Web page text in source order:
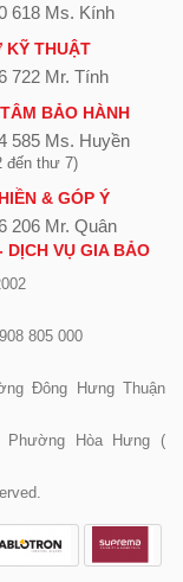
618 Ms. Kính
KỸ THUẬT
722 Mr. Tính
BẢO HÀNH
585 Ms. Huyền
đến thư 7)
& GÓP Ý
206 Mr. Quân
VỤ GIA BẢO
805 000
Đông Hưng Thuận
Phường Hòa Hưng (